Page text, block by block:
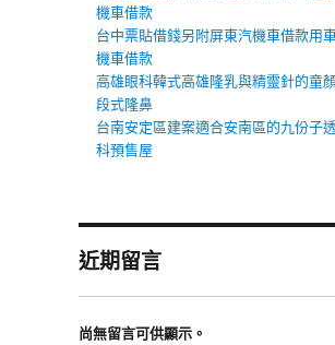
機車借款
台中票貼借錢另附屏東汽機車借款用
機車借款
高雄眼科韓式高雄隆乳與精靈針的童
段式隆鼻
台南安定區建案適合安南區的九份子
科預售屋
近期留言
尚無留言可供顯示。